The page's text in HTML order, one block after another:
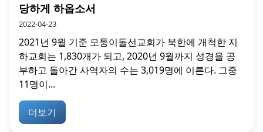
당하게 하옵소서
2022-04-23
2021년 9월 기준 모퉁이돌선교회가 북한에 개척한 지
하교회는 1,830개가 되고, 2020년 9월까지 성경을 공
부하고 돌아간 사역자의 수는 3,019명에 이른다. 그중
11명이...
더보기